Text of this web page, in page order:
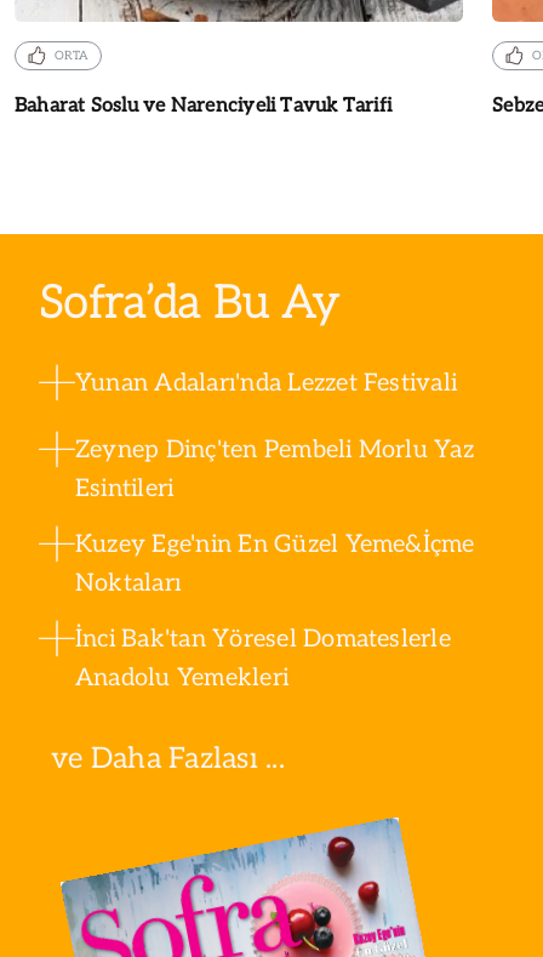
ORTA
Baharat Soslu ve Narenciyeli Tavuk Tarifi
Sofra’da Bu Ay
Yunan Adaları'nda Lezzet Festivali
Zeynep Dinç'ten Pembeli Morlu Yaz
Esintileri
Kuzey Ege'nin En Güzel Yeme&İçme
Noktaları
İnci Bak'tan Yöresel Domateslerle
Anadolu Yemekleri
ve Daha Fazlası ...